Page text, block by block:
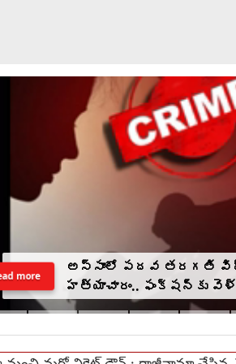
అస్సాంలో పదవ తరగతి
హత్యాచారం.. ఫంక్షన్‌కు
మంచంపై విగతజీవిగా..?
more